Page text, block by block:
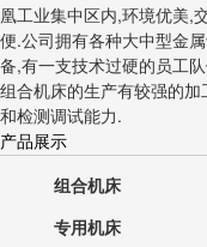
产品展示
组合机床
专用机床